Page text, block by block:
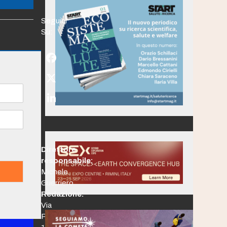
Seguici
Su:
Facebook
Twitter
(deprecated)
LinkedIn
Direttore
responsabile:
Michele
Guerriero
Redazione:
Via
Po,